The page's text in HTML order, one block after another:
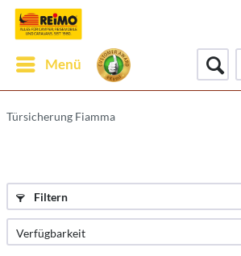
Menü
Türsicherung Fiamma
Filtern